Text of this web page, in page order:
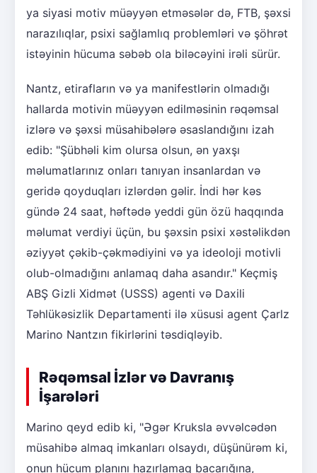
ya siyasi motiv müəyyən etməsələr də, FTB, şəxsi
narazılıqlar, psixi sağlamlıq problemləri və şöhrət
istəyinin hücuma səbəb ola biləcəyini irəli sürür.
Nantz, etirafların və ya manifestlərin olmadığı
hallarda motivin müəyyən edilməsinin rəqəmsal
izlərə və şəxsi müsahibələrə əsaslandığını izah
edib: "Şübhəli kim olursa olsun, ən yaxşı
məlumatlarınız onları tanıyan insanlardan və
geridə qoyduqları izlərdən gəlir. İndi hər kəs
gündə 24 saat, həftədə yeddi gün özü haqqında
məlumat verdiyi üçün, bu şəxsin psixi xəstəlikdən
əziyyət çəkib-çəkmədiyini və ya ideoloji motivli
olub-olmadığını anlamaq daha asandır." Keçmiş
ABŞ Gizli Xidmət (USSS) agenti və Daxili
Təhlükəsizlik Departamenti ilə xüsusi agent Çarlz
Marino Nantzın fikirlərini təsdiqləyib.
Rəqəmsal İzlər və Davranış
İşarələri
Marino qeyd edib ki, "Əgər Kruksla əvvəlcədən
müsahibə almaq imkanları olsaydı, düşünürəm ki,
onun hücum planını hazırlamaq bacarığına,